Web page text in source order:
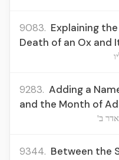
9083. Explaining
Death of an Ox and
9283. Adding a
and the Month of
ב'
9344. Between the